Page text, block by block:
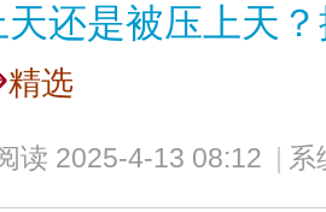
还是被压上天
精选
读 2025-4-13 08:12 系